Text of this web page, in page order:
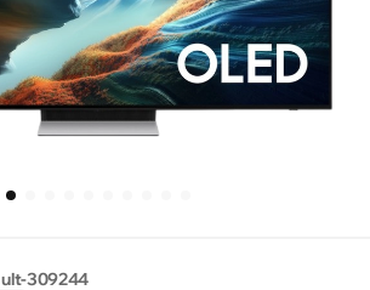
ult-309244